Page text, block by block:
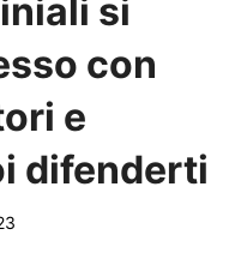
si
con
e
difenderti